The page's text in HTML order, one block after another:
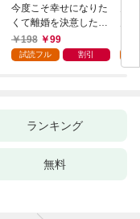
今度こそ幸せになりた
くて離婚を決意したと
ころ、無表情な旦那様
が「愛してる」と言っ
198 99
試読フル 割引
ランキング
無料